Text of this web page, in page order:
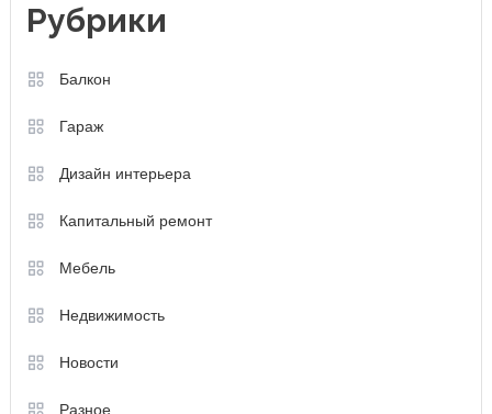
Рубрики
Балкон
Гараж
Дизайн интерьера
Капитальный ремонт
Мебель
Недвижимость
Новости
Разное